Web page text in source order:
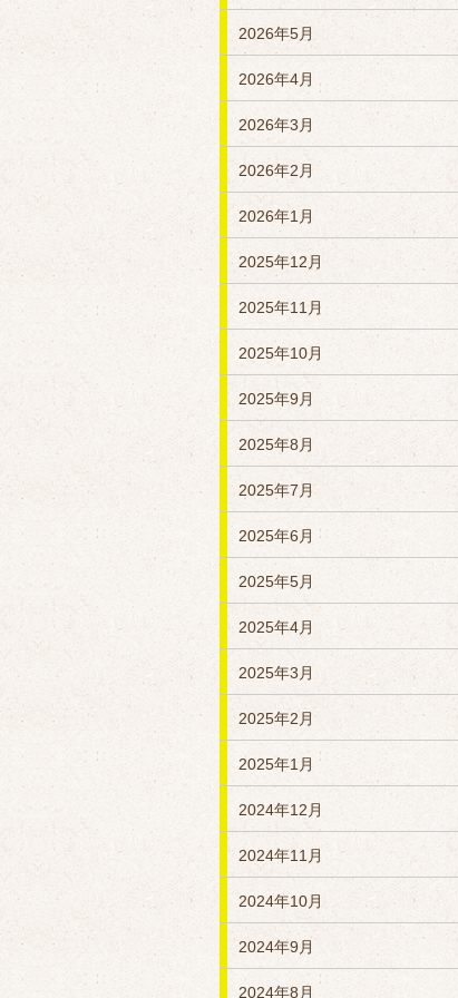
2026年5月
2026年4月
2026年3月
2026年2月
2026年1月
2025年12月
2025年11月
2025年10月
2025年9月
2025年8月
2025年7月
2025年6月
2025年5月
2025年4月
2025年3月
2025年2月
2025年1月
2024年12月
2024年11月
2024年10月
2024年9月
2024年8月